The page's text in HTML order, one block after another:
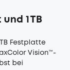
1 TB
Festplatte
Vision™-
bei